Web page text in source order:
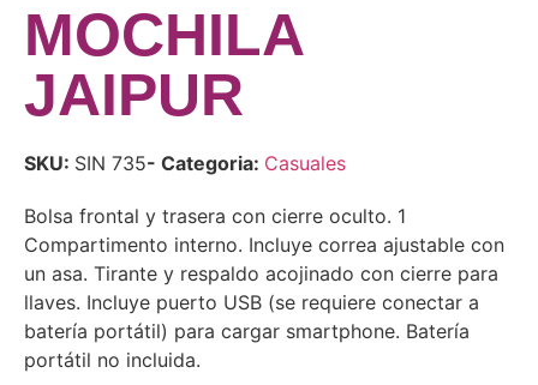
MOCHILA
JAIPUR
SKU: SIN 735- Categoria: Casuales
Bolsa frontal y trasera con cierre oculto. 1
Compartimento interno. Incluye correa ajustable con
un asa. Tirante y respaldo acojinado con cierre para
llaves. Incluye puerto USB (se requiere conectar a
batería portátil) para cargar smartphone. Batería
portátil no incluida.